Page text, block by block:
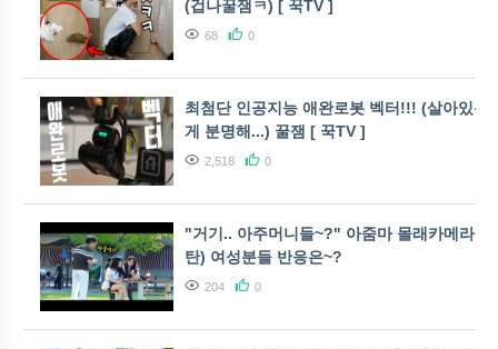
(겁나꿀잼ㅋ) [ 꾹TV ]
68 0
최첨단 인공지능 애완로봇 벡터!!! (살아있는
게 분명해...) 꿀잼 [ 꾹TV ]
2,518 0
"거기.. 아주머니들~?" 아줌마 몰래카메라 (2
탄) 여성분들 반응은~?
204 0